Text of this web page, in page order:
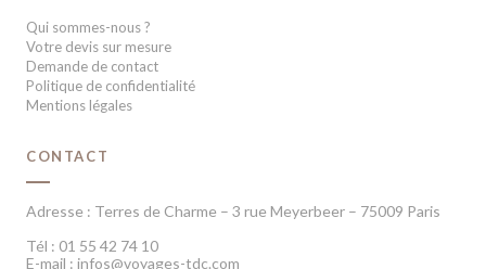
Qui sommes-nous ?
Votre devis sur mesure
Demande de contact
Politique de confidentialité
Mentions légales
CONTACT
Adresse : Terres de Charme – 3 rue Meyerbeer – 75009 Paris
Tél : 01 55 42 74 10
E-mail : infos@voyages-tdc.com